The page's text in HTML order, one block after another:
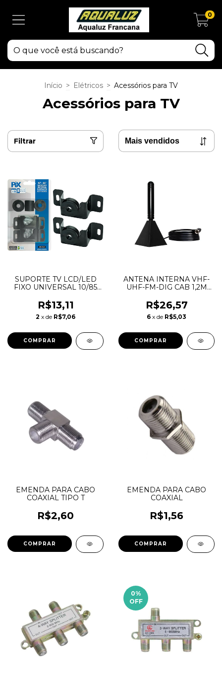
0
Início > Elétricos > Acessórios para TV
Acessórios para TV
Filtrar
SUPORTE TV LCD/LED
FIXO UNIVERSAL 10/85
R$13,11
2 x de R$7,06
ANTENA INTERNA VHF-
UHF-FM-DIG CAB 1,2M
R$26,57
6 x de R$5,03
EMENDA PARA CABO
COAXIAL TIPO T
R$2,60
EMENDA PARA CABO
COAXIAL
R$1,56
0%
OFF